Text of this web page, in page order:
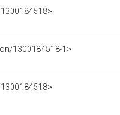
1300184518-1>